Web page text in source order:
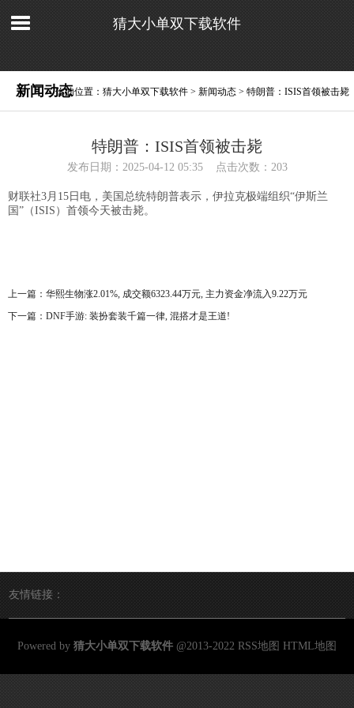
猜大小单双下载软件
新闻动态你的位置： 猜大小单双下载软件 > 新闻动态 > 特朗普：ISIS首领被击毙
特朗普：ISIS首领被击毙
发布日期：2025-04-12 05:35 点击次数：203
财联社3月15日电，美国总统特朗普表示，伊拉克极端组织“伊斯兰
国”（ISIS）首领今天被击毙。
上一篇： 华熙生物涨2.01%, 成交额6323.44万元, 主力资金净流入9.22万元
下一篇： DNF手游: 装扮套装千篇一律, 混搭才是王道!
友情链接：
Powered by 猜大小单双下载软件 @2013-2022 RSS地图 HTML地图